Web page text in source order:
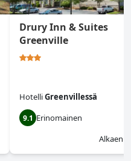
Drury Inn & Suites
Greenville
HotelliGreenvillessä
9.1 Erinomainen
Alkaen